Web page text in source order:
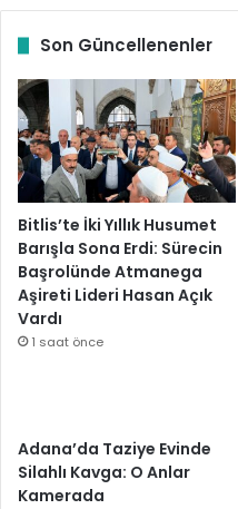
Son Güncellenenler
Bitlis’te İki Yıllık Husumet
Barışla Sona Erdi: Sürecin
Başrolünde Atmanega
Aşireti Lideri Hasan Açık
Vardı
1 saat önce
Adana’da Taziye Evinde
Silahlı Kavga: O Anlar
Kamerada